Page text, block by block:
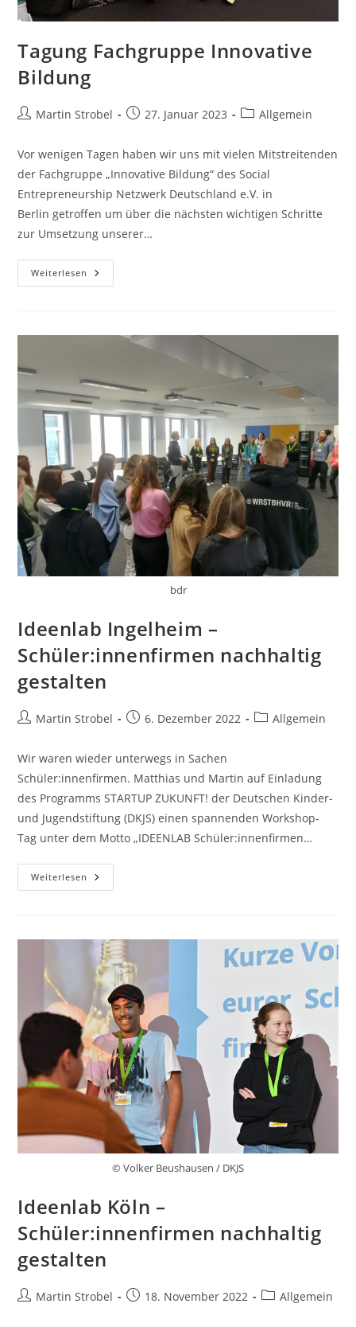
Tagung Fachgruppe Innovative
Bildung
Beitrags-
Martin Strobel
Beitrag27. Januar 2023
Beitrags-
Allgemein
Vor wenigen Tagen haben wir uns mit vielen Mitstreitenden
der Fachgruppe „Innovative Bildung“ des Social
Entrepreneurship Netzwerk Deutschland e.V. in
Berlin getroffen um über die nächsten wichtigen Schritte
zur Umsetzung unserer…
Weiterlesen Tagung
Fachgruppe
bdr
Ideenlab Ingelheim –
Schüler:innenfirmen nachhaltig
gestalten
Beitrags-
Martin Strobel
Beitrag6. Dezember 2022
Beitrags-
Allgemein
Wir waren wieder unterwegs in Sachen
Schüler:innenfirmen. Matthias und Martin auf Einladung
des Programms STARTUP ZUKUNFT! der Deutschen Kinder-
und Jugendstiftung (DKJS) einen spannenden Workshop-
Tag unter dem Motto „IDEENLAB Schüler:innenfirmen…
Weiterlesen Ideenlab
Ingelheim
© Volker Beushausen / DKJS
Ideenlab Köln –
Schüler:innenfirmen nachhaltig
gestalten
Beitrags-
Martin Strobel
Beitrag18. November 2022
Beitrags-
Allgemein